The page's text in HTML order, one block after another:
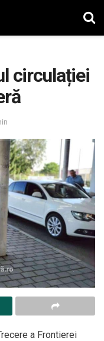
circulației
a Frontierei